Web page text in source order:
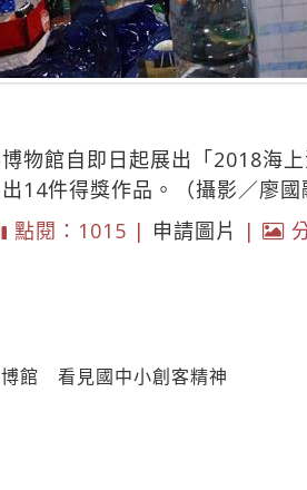
物館自即日起展出「2018海
14件得獎作品。（攝影／廖國
點閱：1015 | 申請圖片 |
館 看見國中小創客精神